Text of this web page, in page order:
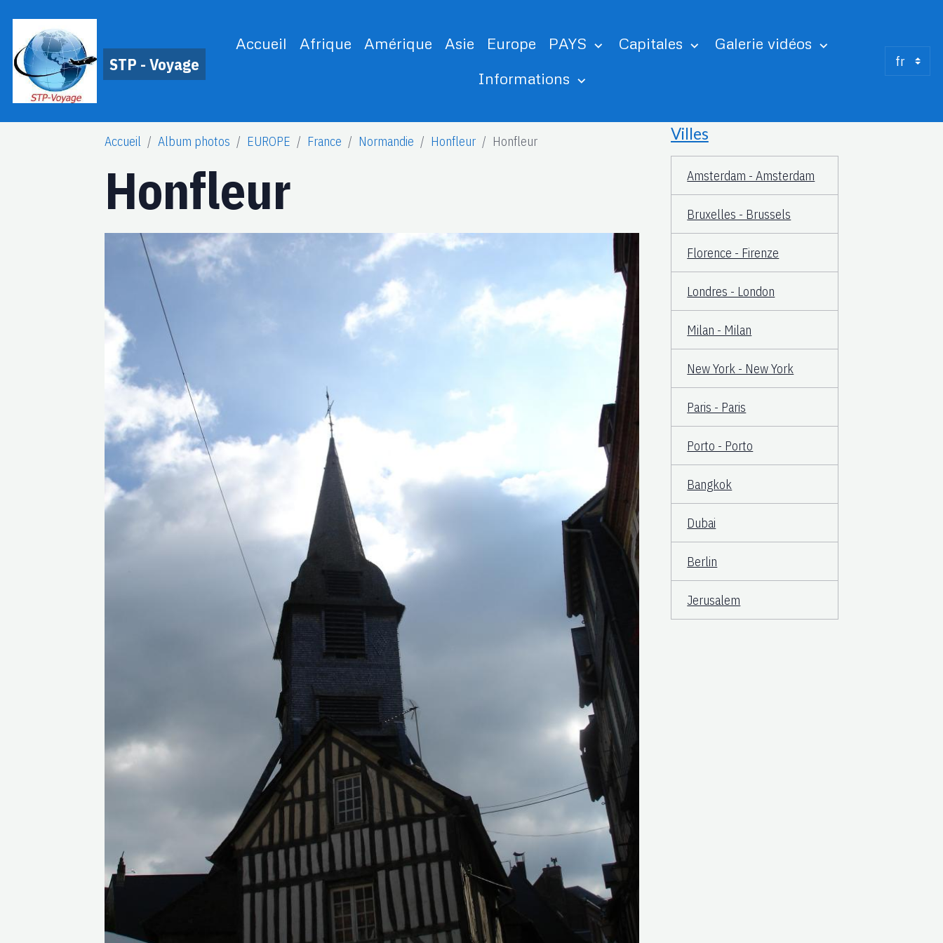
STP - Voyage
Accueil Afrique Amérique Asie Europe PAYS Capitales
Galerie vidéos
Informations
Accueil Album photos EUROPE France Normandie Honfleur Honfleur
Honfleur
Villes
Amsterdam - Amsterdam
Bruxelles - Brussels
Florence - Firenze
Londres - London
Milan - Milan
New York - New York
Paris - Paris
Porto - Porto
Bangkok
Dubai
Berlin
Jerusalem